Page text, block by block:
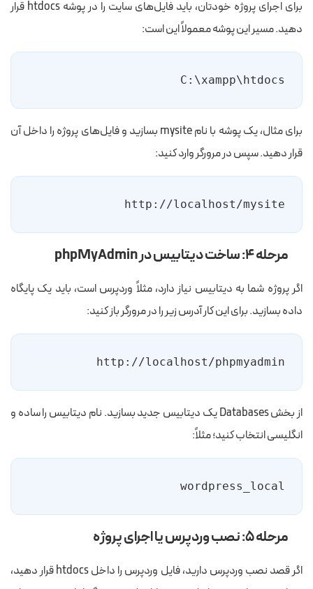
برای اجرای پروژه خودتان، باید فایل‌های سایت را در پوشه htdocs قرار
دهید. مسیر این پوشه معمولاً این است:
C:\xampp\htdocs
برای مثال، یک پوشه با نام mysite بسازید و فایل‌های پروژه را داخل آن
قرار دهید. سپس در مرورگر وارد کنید:
http://localhost/mysite
مرحله ۴: ساخت دیتابیس در phpMyAdmin
اگر پروژه شما به دیتابیس نیاز دارد، مثلاً وردپرس است، باید یک پایگاه
داده بسازید. برای این کار آدرس زیر را در مرورگر باز کنید:
http://localhost/phpmyadmin
از بخش Databases یک دیتابیس جدید بسازید. نام دیتابیس را ساده و
انگلیسی انتخاب کنید؛ مثلاً:
wordpress_local
مرحله ۵: نصب وردپرس یا اجرای پروژه
اگر قصد نصب وردپرس دارید، فایل وردپرس را داخل htdocs قرار دهید،